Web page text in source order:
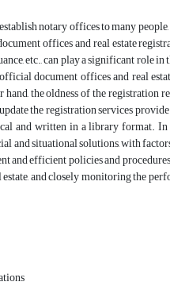
notary offices to many
offices and real estate
etc., can play a significant role
document offices and real
the oldness of the
the registration services
and written in a library format.
and situational solutions, with
and efficient policies and
and closely monitoring the